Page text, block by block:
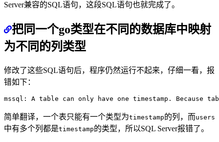
Server兼容的SQL语句，这段SQL语句也就完成了。
把同一个go类型在不同的数据库中映射
为不同的列类型
修改了这些SQL语句后，程序仍然运行不起来，仔细一看，报
错如下：
简单翻译，一个表只能有一个类型为timestamp的列，而users
中有多个列都是timestamp的类型，所以SQL Server报错了。